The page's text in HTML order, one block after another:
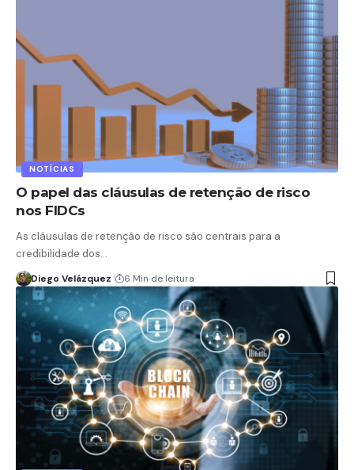
NOTÍCIAS
O papel das cláusulas de retenção de risco
nos FIDCs
As cláusulas de retenção de risco são centrais para a
credibilidade dos…
Diego Velázquez 6 Min de leitura